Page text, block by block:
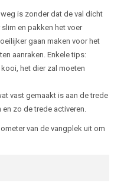
is zonder dat de val dicht
en pakken het voer
gaan maken voor het
aanraken. Enkele tips:
het dier zal moeten
vast gemaakt is aan de trede
zo de trede activeren.
van de vangplek uit om